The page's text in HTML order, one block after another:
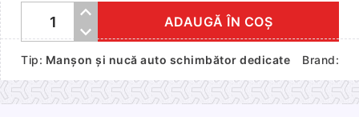
Cantitate
schimbator
Toyota
Avensis,
ADAUGĂ ÎN COȘ
Tip: Manșon și nucă auto schimbător dedicate Brand: